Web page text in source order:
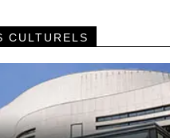
CULTURELS